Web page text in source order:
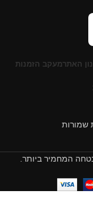
האתרמעקב הזמנות
המחמיר ביותר.